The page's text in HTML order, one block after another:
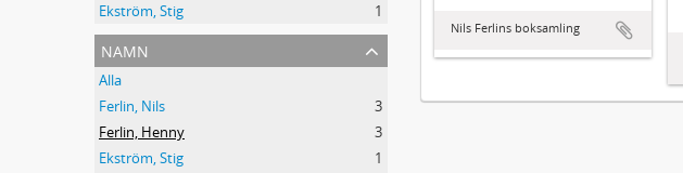
Ekström, Stig
1
namn
Alla
Ferlin, Nils
3
Ferlin, Henny
3
Ekström, Stig
1
Nils Ferlins boksamling